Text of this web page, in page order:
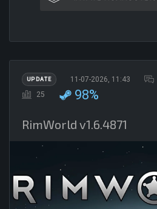
UPDATE 11-07-2026, 11:43
25 98%
RimWorld v1.6.4871